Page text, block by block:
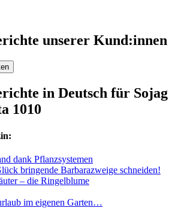
unserer Kund:innen
in Deutsch für Sojag
1010
dank Pflanzsystemen
bringende Barbarazweige schneiden!
– die Ringelblume
im eigenen Garten…